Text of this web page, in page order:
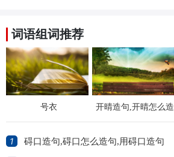
词语组词推荐
号衣
开晴造句,开晴怎么造
句,用开晴造句
1 碍口造句,碍口怎么造句,用碍口造句